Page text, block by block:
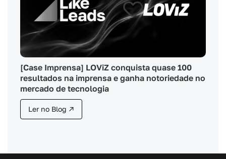
[Case Imprensa] LOViZ conquista quase 100
resultados na imprensa e ganha notoriedade no
mercado de tecnologia
Ler no Blog ↗